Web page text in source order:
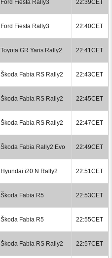
Ford Fiesta Rally3 22:39CET
Ford Fiesta Rally3 22:40CET
Toyota GR Yaris Rally2 22:41CET
Škoda Fabia RS Rally2 22:43CET
Škoda Fabia RS Rally2 22:45CET
Škoda Fabia RS Rally2 22:47CET
Škoda Fabia Rally2 Evo 22:49CET
Hyundai i20 N Rally2 22:51CET
Škoda Fabia R5 22:53CET
Škoda Fabia R5 22:55CET
Škoda Fabia RS Rally2 22:57CET